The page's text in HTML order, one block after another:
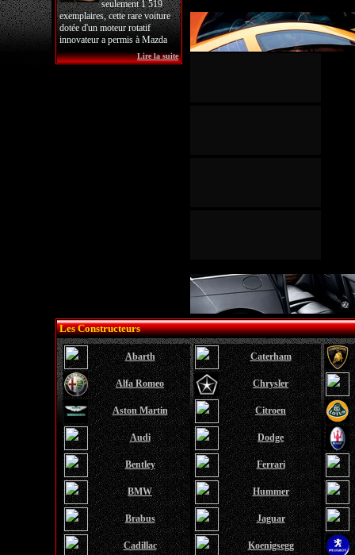
seulement 1 519
exemplaires, cette rare voiture
dotée d'un moteur rotatif
innovateur a permis à Mazda
Lire la suite
Les Constructeurs
Abarth
Alfa Romeo
Aston Martin
Audi
Bentley
BMW
Brabus
Cadillac
Caterham
Chrysler
Citroen
Dodge
Ferrari
Hummer
Jaguar
Koenigsegg